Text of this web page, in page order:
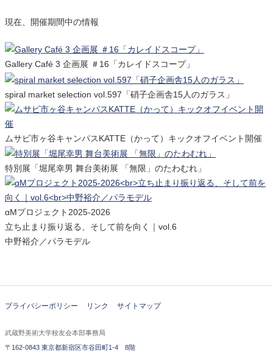
現在、開催期間中の情報
Gallery Café 3 企画展 ＃16「カレイドスコープ」
spiral market selection vol.597「硝子企画舎15人のガラス」
ムサビ市ヶ谷キャンパスKATTE（かって）キックオフイベント開催
特別展「堀尾幸男 舞台美術展 「無限」のたわむれ」
αMプロジェクト2025-2026
立ち止まり振り返る、そして前を向く｜vol.6
中野裕介／パラモデル
プライバシーポリシー リンク サイトマップ
武蔵野美術大学校友会本部事務局
〒162-0843 東京都新宿区市谷田町1-4 8階